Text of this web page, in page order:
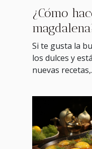
¿Cómo
Si te gusta la
los dulces y
nuevas